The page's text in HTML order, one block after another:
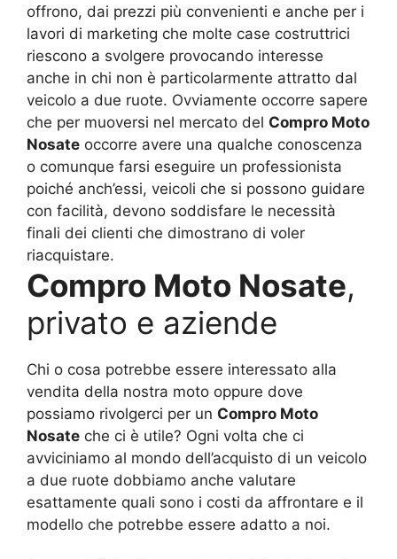
offrono, dai prezzi più convenienti e anche per i
lavori di marketing che molte case costruttrici
riescono a svolgere provocando interesse
anche in chi non è particolarmente attratto dal
veicolo a due ruote. Ovviamente occorre sapere
che per muoversi nel mercato del Compro Moto
Nosate occorre avere una qualche conoscenza
o comunque farsi eseguire un professionista
poiché anch’essi, veicoli che si possono guidare
con facilità, devono soddisfare le necessità
finali dei clienti che dimostrano di voler
riacquistare.
Compro Moto Nosate,
privato e aziende
Chi o cosa potrebbe essere interessato alla
vendita della nostra moto oppure dove
possiamo rivolgerci per un Compro Moto
Nosate che ci è utile? Ogni volta che ci
avviciniamo al mondo dell’acquisto di un veicolo
a due ruote dobbiamo anche valutare
esattamente quali sono i costi da affrontare e il
modello che potrebbe essere adatto a noi.